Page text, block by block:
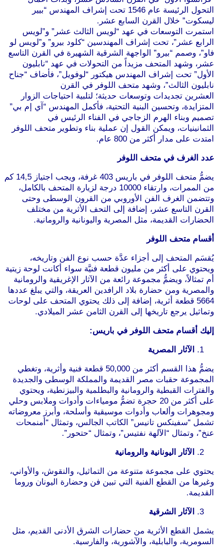
التحول الرئيسة عام 1546 تحت إشراف المهندس “بيير
ليسكوت” خلال القرن السابع عشر.
استمرت التوسعات في عهد “لويس الثالث عشر” و”لويس
الرابع عشر”، تحت إشراف المهندسين “كلود بيرو” و”لويس لو
فاو”، وصمم “بيرو” الواجهة الشرقية الشهيرة في القرن التاسع
عشر، وشهد المتحف مزيداً من التحولات في عهد “نابليون
الأول” تحت إشراف المهندس هيكتور “لوفويل”، فأضاف “جناح
نابليون الثالث”، وشهد متحف اللوفر في القرن
العشرين تجديدات وتوسعات حديثة؛ لتلبية احتياجات الزوار
المتزايدة، وتحسين البنية التحتية، فأكمل المهندس “آي إم بي”
تصميم وبناء الهرم الزجاجي في الفناء الرئيس في
الثمانينيات، ويمكن القول إن عملية بناء وتطوير متحف اللوفر
امتدت على مدار أكثر من 800 عام.
عدد الغرف في متحف اللوفر
يضمُّ متحف اللوفر في باريس 403 غرفة، ويجب اجتياز 14,5 كم
من الممرات، وارتقاء 10000 درجة لزيارة المتحف بالكامل،
وتتضمن الغرف الفن الأوروبي من القرون الوسطى وحتى
القرن التاسع عشر، إضافة إلى التحف الأثرية من مختلف
الحضارات القديمة، مثل المصرية واليونانية والرومانية.
أقسام متحف اللوفر
يُقسَم المتحف إلى أجزاء عدَّة حسب نوع الفن وتاريخه،
ويحتوي على أكثر من مليون قطعة فنيَّة سواء أكانت لوحة زيتية
أم تمثالاً، ويضمُّ مجموعة رائعة من الآثار الإغريقية والرومانية
والمصرية ومن حضارة بلاد الرافدين العريقة، والتي يبلغ عددها
5664 قطعة أثرية، إضافة إلى ذلك يحتوي المتحف على لوحات
وتماثيل يرجع تاريخها إلى القرن الثامن عشر الميلادي.
إليك أقسام متحف اللوفر في باريس:
الآثار المصرية
يضمُّ هذا القسم أكثر من 50,000 قطعة فنية وأثرية، وتغطي
المجموعة حقبات مصر القديمة والمملكة الوسطى والجديدة
والفترات القبطية والرومانية والبطلمية والبيزنطية، ويحتوي
على أكثر من 20 حجرة تضمُّ مومياءات وأدوات وملابس وحلي
ومجوهرات وألعاب وأدوات موسيقية وأسلحة، وأبرز معروضاته
تشمل “سفينكس تانيس” الكاتب الجالس، وتمثال “أمنمحات
عنخ”، وتمثال “الآلهة نفتيس”، وتمثال “حتحور”.
الآثار اليونانية والرومانية
يحتوي على مجموعة متنوعة من التماثيل، والنقوش، والأواني،
وغيرها من القطع الفنية التي تبين فن وحضارة اليونان وروما
القديمة.
الآثار الشرقية
يشمل القطع الأثرية من حضارات الشرق الأدنى القديم، مثل
السومرية، والبابلية، والآشورية، والفارسية.